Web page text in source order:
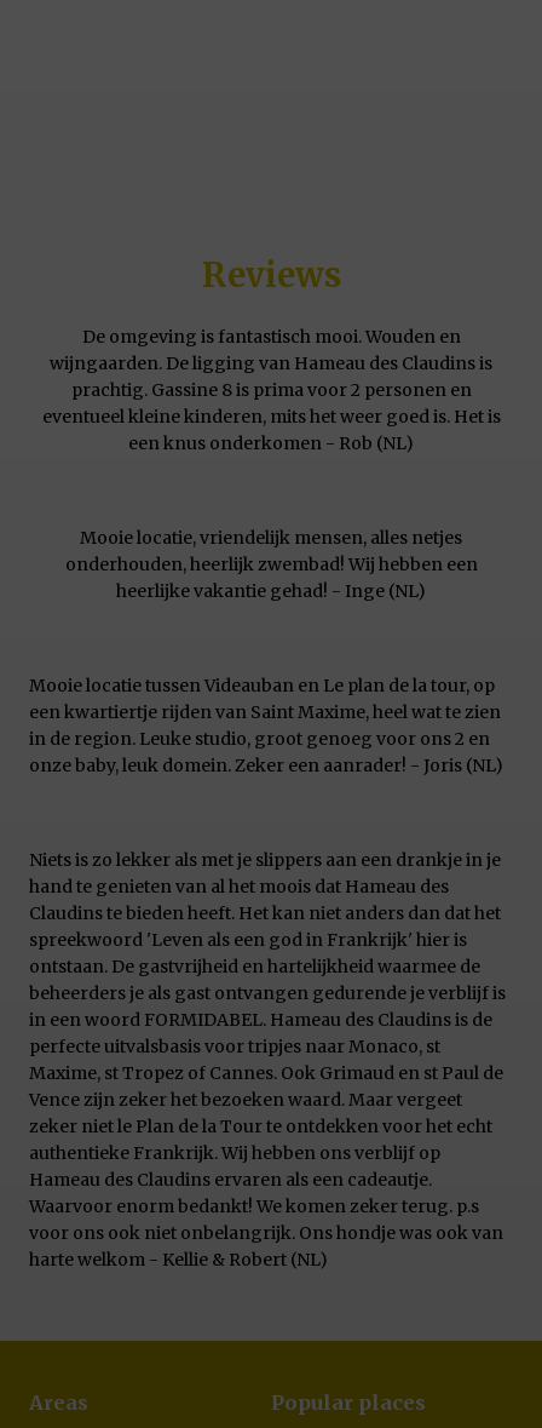
Reviews
De omgeving is fantastisch mooi. Wouden en
wijngaarden. De ligging van Hameau des Claudins is
prachtig. Gassine 8 is prima voor 2 personen en
eventueel kleine kinderen, mits het weer goed is. Het is
een knus onderkomen - Rob (NL)
Mooie locatie, vriendelijk mensen, alles netjes
onderhouden, heerlijk zwembad! Wij hebben een
heerlijke vakantie gehad! - Inge (NL)
Mooie locatie tussen Videauban en Le plan de la tour, op
een kwartiertje rijden van Saint Maxime, heel wat te zien
in de region. Leuke studio, groot genoeg voor ons 2 en
onze baby, leuk domein. Zeker een aanrader! - Joris (NL)
Niets is zo lekker als met je slippers aan een drankje in je
hand te genieten van al het moois dat Hameau des
Claudins te bieden heeft. Het kan niet anders dan dat het
spreekwoord 'Leven als een god in Frankrijk' hier is
ontstaan. De gastvrijheid en hartelijkheid waarmee de
beheerders je als gast ontvangen gedurende je verblijf is
in een woord FORMIDABEL. Hameau des Claudins is de
perfecte uitvalsbasis voor tripjes naar Monaco, st
Maxime, st Tropez of Cannes. Ook Grimaud en st Paul de
Vence zijn zeker het bezoeken waard. Maar vergeet
zeker niet le Plan de la Tour te ontdekken voor het echt
authentieke Frankrijk. Wij hebben ons verblijf op
Hameau des Claudins ervaren als een cadeautje.
Waarvoor enorm bedankt! We komen zeker terug. p.s
voor ons ook niet onbelangrijk. Ons hondje was ook van
harte welkom - Kellie & Robert (NL)
Areas Popular places